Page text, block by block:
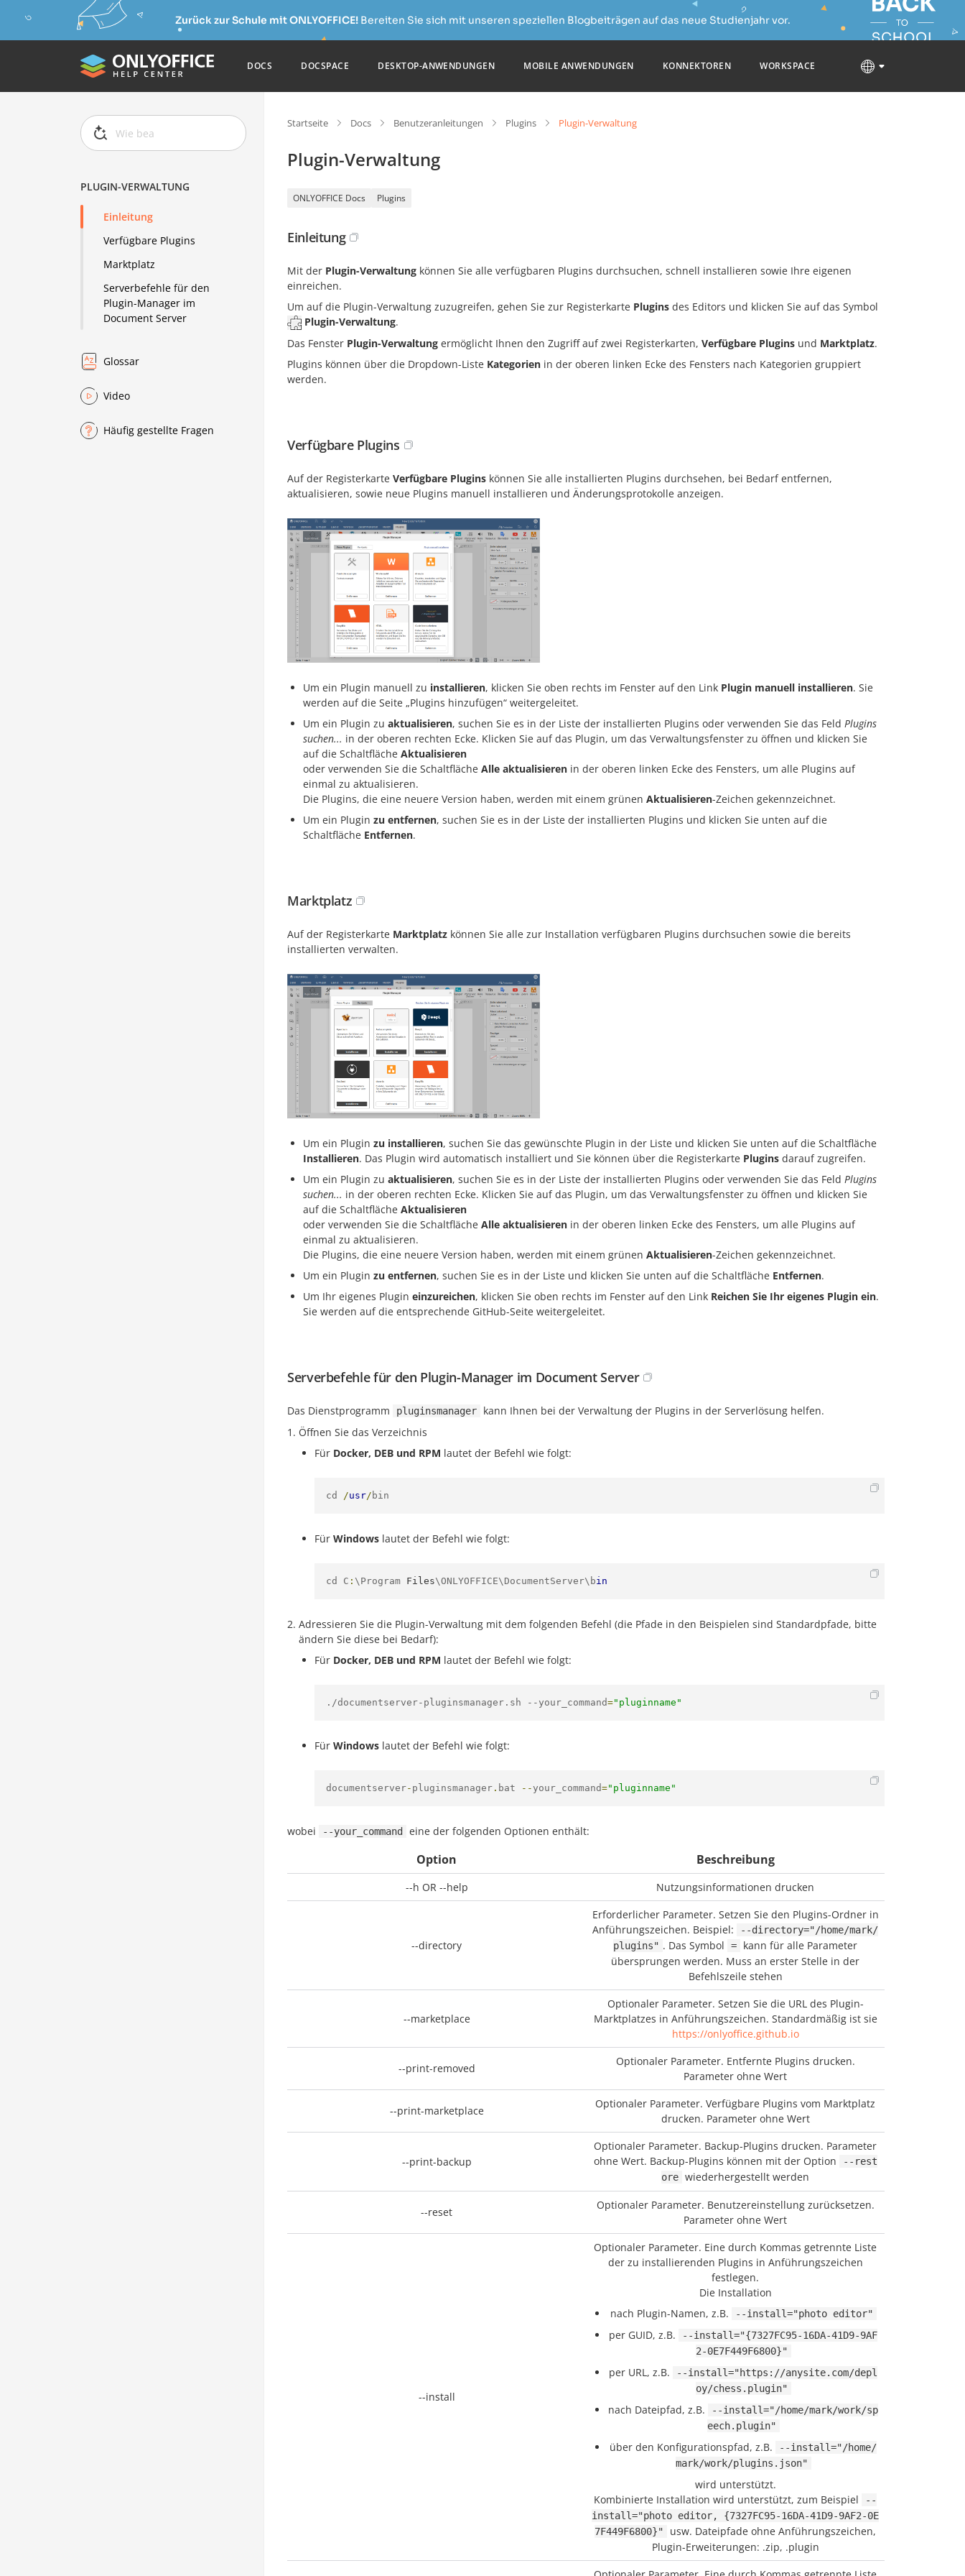
Zurück zur Schule mit ONLYOFFICE!Bereiten Sie sich mit unseren speziellen Blogbeiträgen auf das neue Studienjahr vor.
DOCS DOCSPACE DESKTOP-ANWENDUNGEN MOBILE ANWENDUNGEN KONNEKTOREN WORKSPACE
PLUGIN-VERWALTUNG
Einleitung
Verfügbare Plugins
Marktplatz
Serverbefehle für den
Plugin-Manager im
Document Server
Glossar
Video
Häufig gestellte Fragen
Startseite Docs Benutzeranleitungen Plugins Plugin-Verwaltung
Plugin-Verwaltung
ONLYOFFICE Docs Plugins
Einleitung
Mit der Plugin-Verwaltung können Sie alle verfügbaren Plugins durchsuchen, schnell installieren sowie Ihre eigenen
einreichen.
Um auf die Plugin-Verwaltung zuzugreifen, gehen Sie zur Registerkarte Plugins des Editors und klicken Sie auf das Symbol
Plugin-Verwaltung.
Das Fenster Plugin-Verwaltung ermöglicht Ihnen den Zugriff auf zwei Registerkarten, Verfügbare Plugins und Marktplatz.
Plugins können über die Dropdown-Liste Kategorien in der oberen linken Ecke des Fensters nach Kategorien gruppiert
werden.
Verfügbare Plugins
Auf der Registerkarte Verfügbare Plugins können Sie alle installierten Plugins durchsehen, bei Bedarf entfernen,
aktualisieren, sowie neue Plugins manuell installieren und Änderungsprotokolle anzeigen.
Um ein Plugin manuell zu installieren, klicken Sie oben rechts im Fenster auf den Link Plugin manuell installieren. Sie
werden auf die Seite „Plugins hinzufügen“ weitergeleitet.
Um ein Plugin zu aktualisieren, suchen Sie es in der Liste der installierten Plugins oder verwenden Sie das Feld Plugins
suchen... in der oberen rechten Ecke. Klicken Sie auf das Plugin, um das Verwaltungsfenster zu öffnen und klicken Sie
auf die Schaltfläche Aktualisieren
oder verwenden Sie die Schaltfläche Alle aktualisieren in der oberen linken Ecke des Fensters, um alle Plugins auf
einmal zu aktualisieren.
Die Plugins, die eine neuere Version haben, werden mit einem grünen Aktualisieren-Zeichen gekennzeichnet.
Um ein Plugin zu entfernen, suchen Sie es in der Liste der installierten Plugins und klicken Sie unten auf die
Schaltfläche Entfernen.
Marktplatz
Auf der Registerkarte Marktplatz können Sie alle zur Installation verfügbaren Plugins durchsuchen sowie die bereits
installierten verwalten.
Um ein Plugin zu installieren, suchen Sie das gewünschte Plugin in der Liste und klicken Sie unten auf die Schaltfläche
Installieren. Das Plugin wird automatisch installiert und Sie können über die Registerkarte Plugins darauf zugreifen.
Um ein Plugin zu aktualisieren, suchen Sie es in der Liste der installierten Plugins oder verwenden Sie das Feld Plugins
suchen... in der oberen rechten Ecke. Klicken Sie auf das Plugin, um das Verwaltungsfenster zu öffnen und klicken Sie
auf die Schaltfläche Aktualisieren
oder verwenden Sie die Schaltfläche Alle aktualisieren in der oberen linken Ecke des Fensters, um alle Plugins auf
einmal zu aktualisieren.
Die Plugins, die eine neuere Version haben, werden mit einem grünen Aktualisieren-Zeichen gekennzeichnet.
Um ein Plugin zu entfernen, suchen Sie es in der Liste und klicken Sie unten auf die Schaltfläche Entfernen.
Um Ihr eigenes Plugin einzureichen, klicken Sie oben rechts im Fenster auf den Link Reichen Sie Ihr eigenes Plugin ein.
Sie werden auf die entsprechende GitHub-Seite weitergeleitet.
Serverbefehle für den Plugin-Manager im Document Server
Das Dienstprogramm pluginsmanager
kann Ihnen bei der Verwaltung der Plugins in der Serverlösung helfen.
Öffnen Sie das Verzeichnis
Für Docker, DEB und RPM lautet der Befehl wie folgt:
cd /usr/ bin
Für Windows lautet der Befehl wie folgt:
cd C : \Program Files\ONLYOFFICE\DocumentServer\bin
Adressieren Sie die Plugin-Verwaltung mit dem folgenden Befehl (die Pfade in den Beispielen sind Standardpfade, bitte
ändern Sie diese bei Bedarf):
Für Docker, DEB und RPM lautet der Befehl wie folgt:
. /documentserver-pluginsmanager.sh -- your_command="pluginname"
Für Windows lautet der Befehl wie folgt:
documentserver- pluginsmanager . bat -- your_command="pluginname"
wobei --your_command eine der folgenden Optionen enthält:
Option Beschreibung
--h OR --help Nutzungsinformationen drucken
--directory
Erforderlicher Parameter. Setzen Sie den Plugins-Ordner in
Anführungszeichen. Beispiel:
--directory="/home/mark/
plugins" . Das Symbol =
kann für alle Parameter
übersprungen werden. Muss an erster Stelle in der
Befehlszeile stehen
--marketplace
Optionaler Parameter. Setzen Sie die URL des Plugin-
Marktplatzes in Anführungszeichen. Standardmäßig ist sie
https://onlyoffice.github.io
--print-removed
Optionaler Parameter. Entfernte Plugins drucken.
Parameter ohne Wert
--print-marketplace
Optionaler Parameter. Verfügbare Plugins vom Marktplatz
drucken. Parameter ohne Wert
--print-backup
Optionaler Parameter. Backup-Plugins drucken. Parameter
ohne Wert. Backup-Plugins können mit der Option
--rest
ore wiederhergestellt werden
--reset
Optionaler Parameter. Benutzereinstellung zurücksetzen.
Parameter ohne Wert
--install
Optionaler Parameter. Eine durch Kommas getrennte Liste
der zu installierenden Plugins in Anführungszeichen
festlegen.
Die Installation
nach Plugin-Namen, z.B.
--install="photo editor"
per GUID, z.B.
--install="{7327FC95-16DA-41D9-9AF
2-0E7F449F6800}"
per URL, z.B.
--install="https://anysite.com/depl
oy/chess.plugin"
nach Dateipfad, z.B.
--install="/home/mark/work/sp
eech.plugin"
über den Konfigurationspfad, z.B.
--install="/home/
mark/work/plugins.json"
wird unterstützt.
Kombinierte Installation wird unterstützt, zum Beispiel
--
install="photo editor, {7327FC95-16DA-41D9-9AF2-0E
7F449F6800}"
usw. Dateipfade ohne Anführungszeichen,
Plugin-Erweiterungen: .zip, .plugin